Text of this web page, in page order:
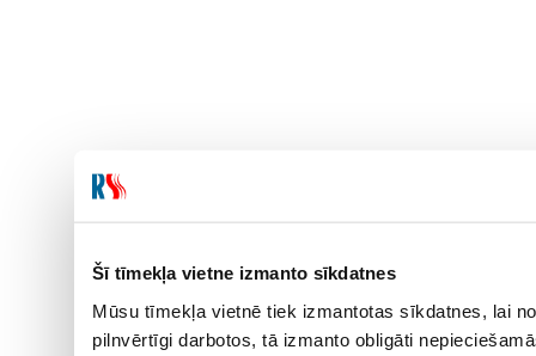
Šī tīmekļa vietne izmanto sīkdatnes
Mūsu tīmekļa vietnē tiek izmantotas sīkdatnes, lai
pilnvērtīgi darbotos, tā izmanto obligāti